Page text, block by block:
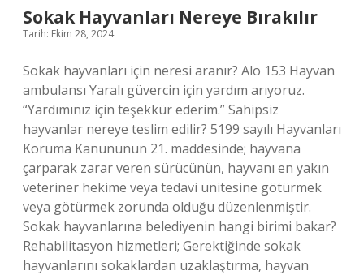
Sokak Hayvanları Nereye Bırakılır
Tarih: Ekim 28, 2024
Sokak hayvanları için neresi aranır? Alo 153 Hayvan
ambulansı Yaralı güvercin için yardım arıyoruz.
“Yardımınız için teşekkür ederim.” Sahipsiz
hayvanlar nereye teslim edilir? 5199 sayılı Hayvanları
Koruma Kanununun 21. maddesinde; hayvana
çarparak zarar veren sürücünün, hayvanı en yakın
veteriner hekime veya tedavi ünitesine götürmek
veya götürmek zorunda olduğu düzenlenmiştir.
Sokak hayvanlarına belediyenin hangi birimi bakar?
Rehabilitasyon hizmetleri; Gerektiğinde sokak
hayvanlarını sokaklardan uzaklaştırma, hayvan